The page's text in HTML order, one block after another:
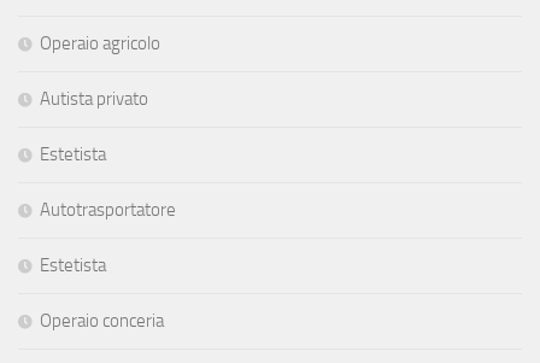
Operaio agricolo
Autista privato
Estetista
Autotrasportatore
Estetista
Operaio conceria